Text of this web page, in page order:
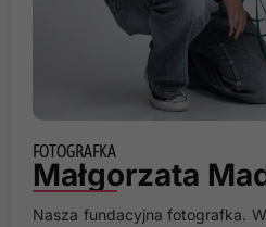
FOTOGRAFKA
Małgorzata
Nasza fundacyjna fotografka.